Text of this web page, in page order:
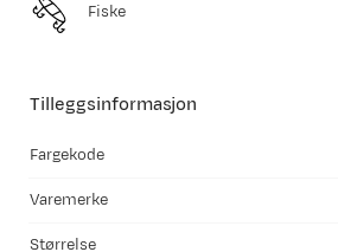
Tilleggsinformasjon
Fargekode
Varemerke
Størrelse
Fiske